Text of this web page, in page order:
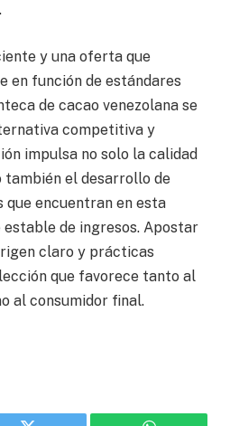
y una oferta que
en función de estándares
de cacao venezolana se
competitiva y
impulsa no solo la calidad
también el desarrollo de
que encuentran en esta
de ingresos. Apostar
claro y prácticas
que favorece tanto al
al consumidor final.